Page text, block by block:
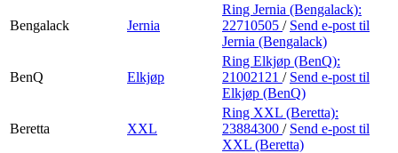
Bengalack Jernia
Ring Jernia (Bengalack):
22710505 / Send e-post til
Jernia (Bengalack)
BenQ Elkjøp
Ring Elkjøp (BenQ):
21002121 / Send e-post til
Elkjøp (BenQ)
Beretta XXL
Ring XXL (Beretta):
23884300 / Send e-post til
XXL (Beretta)